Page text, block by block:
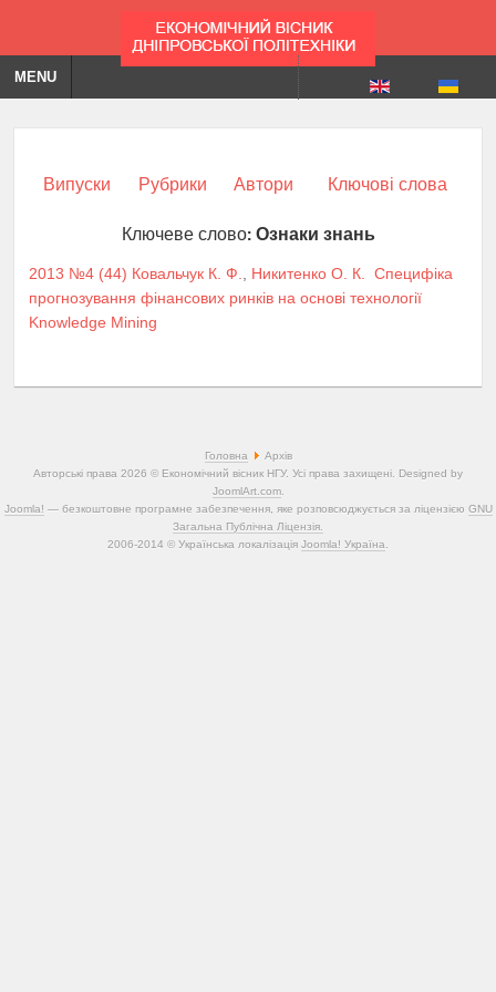
MENU
Випуски Рубрики Автори Ключові слова
Ключеве слово:Ознаки знань
2013 №4 (44) Ковальчук К. Ф. Никитенко О. К.
Специфіка
прогнозування фінансових ринків на основі технології
Knowledge Mining
Головна
Архів
Авторські права 2026 © Економічний вісник НГУ. Усі права захищені. Designed by
JoomlArt.com.
Joomla! — безкоштовне програмне забезпечення, яке розповсюджується за ліцензією GNU
Загальна Публічна Ліцензія.
2006-2014 © Українська локалізація Joomla! Україна